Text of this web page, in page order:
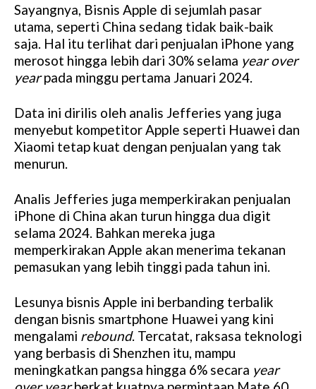
Sayangnya, Bisnis Apple di sejumlah pasar
utama, seperti China sedang tidak baik-baik
saja. Hal itu terlihat dari penjualan iPhone yang
merosot hingga lebih dari 30% selama year over
yearpada minggu pertama Januari 2024.
Data ini dirilis oleh analis Jefferies yang juga
menyebut kompetitor Apple seperti Huawei dan
Xiaomi tetap kuat dengan penjualan yang tak
menurun.
Analis Jefferies juga memperkirakan penjualan
iPhone di China akan turun hingga dua digit
selama 2024. Bahkan mereka juga
memperkirakan Apple akan menerima tekanan
pemasukan yang lebih tinggi pada tahun ini.
Lesunya bisnis Apple ini berbanding terbalik
dengan bisnis smartphone Huawei yang kini
mengalami rebound. Tercatat, raksasa teknologi
yang berbasis di Shenzhen itu, mampu
meningkatkan pangsa hingga 6% secara year